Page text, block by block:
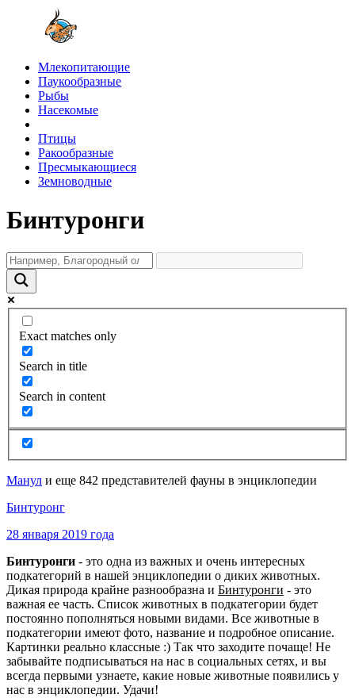
Млекопитающие
Паукообразные
Рыбы
Насекомые
Птицы
Ракообразные
Пресмыкающиеся
Земноводные
Бинтуронги
Exact matches only
Search in title
Search in content
Манул и еще 842 представителей фауны в энциклопедии
Бинтуронг
28 января 2019 года
Бинтуронги - это одна из важных и очень интересных
подкатегорий в нашей энциклопедии о диких животных.
Дикая природа крайне разнообразна и Бинтуронги - это
важная ее часть. Список животных в подкатегории будет
постоянно пополняться новыми видами. Все животные в
подкатегории имеют фото, название и подробное описание.
Картинки реально классные :) Так что заходите почаще! Не
забывайте подписываться на нас в социальных сетях, и вы
всегда первыми узнаете, какие новые животные появились у
нас в энциклопедии. Удачи!